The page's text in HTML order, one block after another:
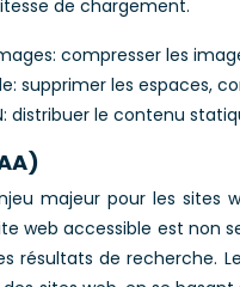
de chargement.
compresser les
supprimer les espaces,
distribuer le contenu
majeur pour les
web accessible est
résultats de recherche.